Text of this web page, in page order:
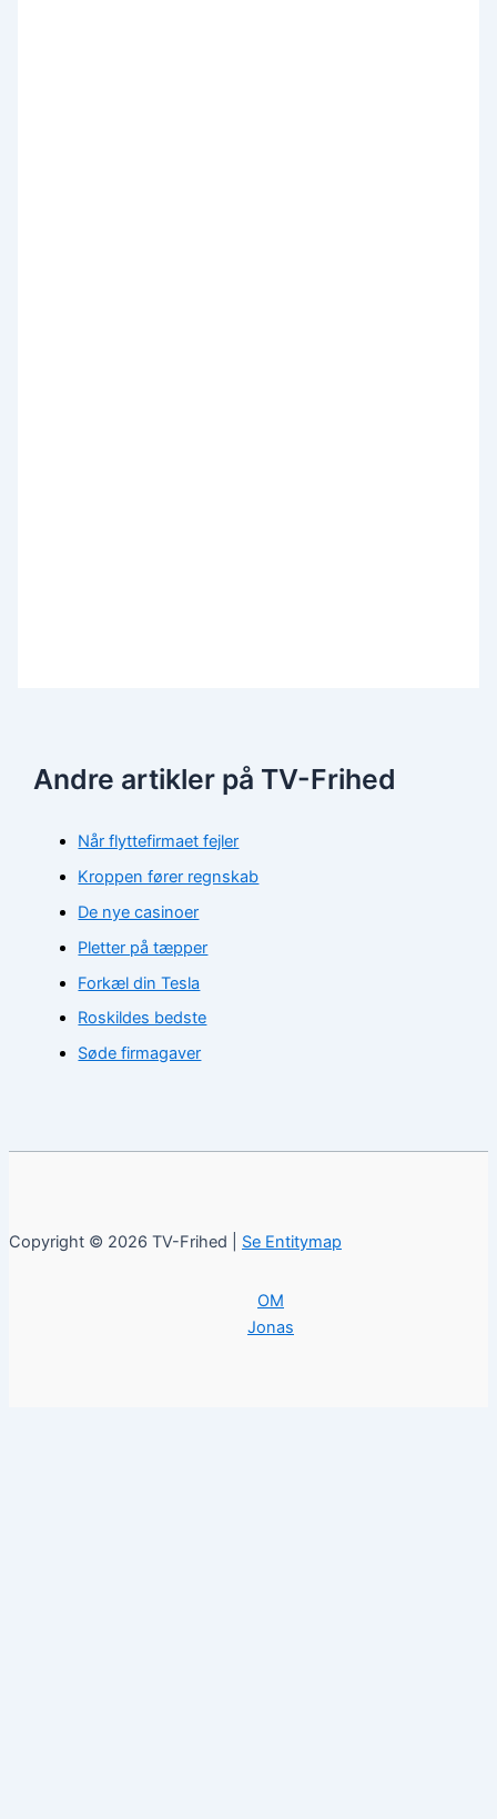
Andre artikler på TV-Frihed
Når flyttefirmaet fejler
Kroppen fører regnskab
De nye casinoer
Pletter på tæpper
Forkæl din Tesla
Roskildes bedste
Søde firmagaver
Copyright © 2026 TV-Frihed | Se Entitymap
OM
Jonas